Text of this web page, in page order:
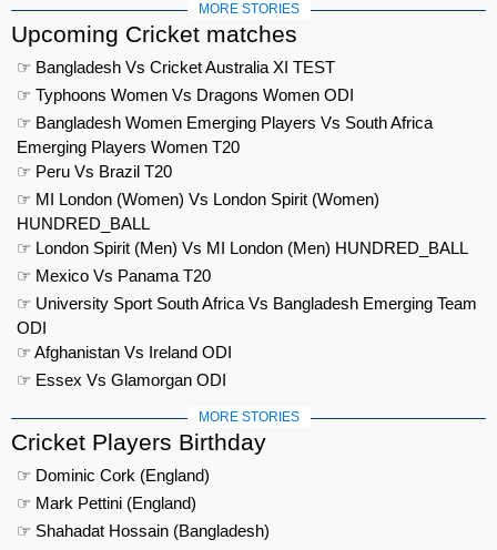
MORE STORIES
Upcoming Cricket matches
☞ Bangladesh Vs Cricket Australia XI TEST
☞ Typhoons Women Vs Dragons Women ODI
☞ Bangladesh Women Emerging Players Vs South Africa
Emerging Players Women T20
☞ Peru Vs Brazil T20
☞ MI London (Women) Vs London Spirit (Women)
HUNDRED_BALL
☞ London Spirit (Men) Vs MI London (Men) HUNDRED_BALL
☞ Mexico Vs Panama T20
☞ University Sport South Africa Vs Bangladesh Emerging Team
ODI
☞ Afghanistan Vs Ireland ODI
☞ Essex Vs Glamorgan ODI
MORE STORIES
Cricket Players Birthday
☞ Dominic Cork (England)
☞ Mark Pettini (England)
☞ Shahadat Hossain (Bangladesh)